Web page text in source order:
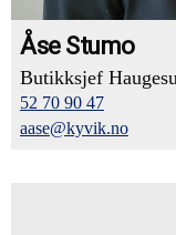
Åse Stumo
Butikksjef
52 70 90 47
aase@kyvik.no